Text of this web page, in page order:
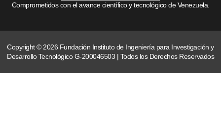
Comprometidos con el avance científico y tecnológico de Venezuela.
Copyright © 2026 Fundación Instituto de Ingeniería para Investigación y
Desarrollo Tecnológico G-200046503 | Todos los Derechos Reservados